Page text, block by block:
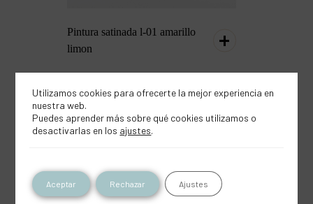
Pintura satinada l-01 amarillo
limon
Inspírate con este
producto
Utilizamos cookies para ofrecerte la mejor experiencia en
nuestra web.
Puedes aprender más sobre qué cookies utilizamos o
desactivarlas en los ajustes.
Aceptar Rechazar Ajustes